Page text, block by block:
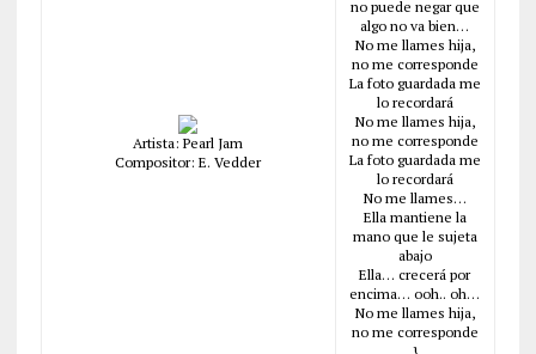
Artista: Pearl Jam
Compositor: E. Vedder
no puede negar que
algo no va bien…
No me llames hija,
no me corresponde
La foto guardada me
lo recordará
No me llames hija,
no me corresponde
La foto guardada me
lo recordará
No me llames…
Ella mantiene la
mano que le sujeta
abajo
Ella… crecerá por
encima… ooh.. oh…
No me llames hija,
no me corresponde